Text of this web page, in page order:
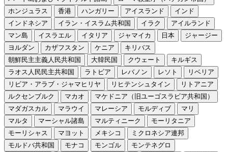
ホンジュラス
香港 ハンガリー アイスランド
インド
インドネシア
イラン・イスラム共和国 イラク
アイルランド
マン島
イスラエル イタリア ジャマイカ 日本
ジャージー
ヨルダン
カザフスタン ケニア
キリバス
朝鮮民主主義人民共和国
大韓民国 クウェート
キルギス
ラオス人民民主共和国
ラトビア レバノン レソト
リベリア
リビア・アラブ・ジャマヒリヤ
リヒテンシュタイン
リトアニア
ルクセンブルク
マカオ
マケドニア（旧ユーゴスラビア共和国）
マダガスカル
マラウイ マレーシア モルディブ
マリ
マルタ
マーシャル諸島 マルティニーク
モーリタニア
モーリシャス
マヨット メキシコ
ミクロネシア連邦
モルドバ共和国
モナコ モンゴル
モンテネグロ